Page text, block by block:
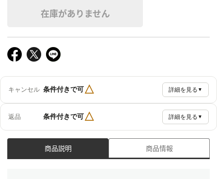
在庫がありません
キャンセル 条件付きで可△ 詳細を見る ▼
返品 条件付きで可△ 詳細を見る ▼
商品説明 商品情報